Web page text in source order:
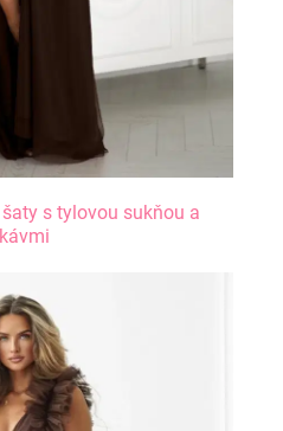
s tylovou sukňou a